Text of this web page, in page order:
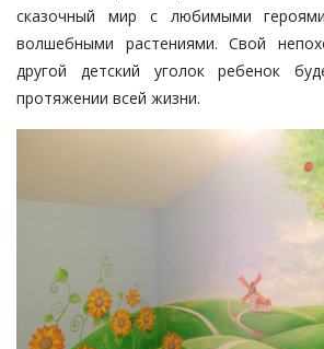
сказочный мир с любимыми
волшебными растениями. Свой
другой детский уголок ребенок
протяжении всей жизни.